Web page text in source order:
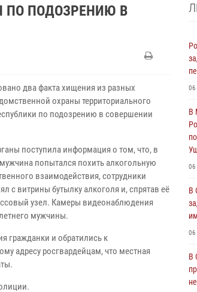
ПО ПОДОЗРЕНИЮ В
два факта хищения из разных
охраны территориального
по подозрению в совершении
поступила информация о том, что, в
попытался похить алкогольную
взаимодействия, сотрудники
с витрины бутылку алкоголя и, спрятав её
узел. Камеры видеонаблюдения
мужчины.
гражданки и обратились к
адресу росгвардейцам, что местная
В
В
В